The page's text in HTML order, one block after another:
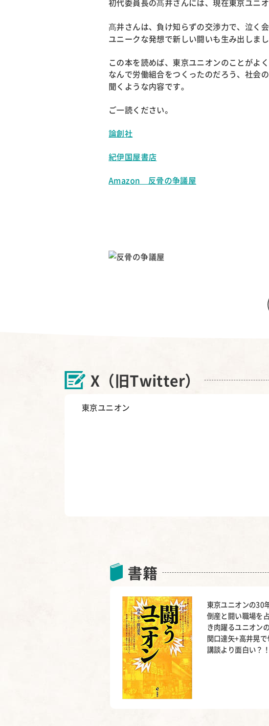
初代委員長の髙井さんには、現在東京ユニ
髙井さんは、負け知らずの交渉力で、泣く
ユニークな発想で新しい闘いも生み出しまし
この本を読めば、東京ユニオンのことがよく
なんで労働組合をつくったのだろう、社会
聞くような内容です。
ご一読ください。
論創社
紀伊国屋書店
Amazon 反骨の争議屋
X（旧Twitter）
東京ユニオン
書籍
東京ユニオンの30
倒産と闘い職場を
き肉躍るユニオン
関口達矢+高井晃
講談より面白い？